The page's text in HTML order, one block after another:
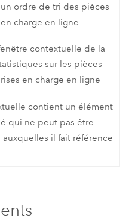
ordre de tri des pièces
charge en ligne
contextuelle de la
sur les pièces
en charge en ligne
contient un élément
qui ne peut pas être
il fait référence